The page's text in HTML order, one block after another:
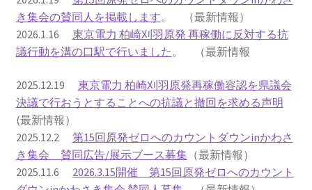
2023.1.19 東電旧経営陣、二審も無罪 民事裁判で認
めた「長期評価」を否定
り
原子力規制委員会「原発60年超運転」正式決定先送
りからわずか5日で、多数決決定
「原発６０年超へ」閣議決定
き集会の賛同人を掲載します。 （最新情報）
2026.1.16 東京電力 柏崎刈羽原発 再稼働に反対する抗
議行動を溝の口駅で行いました。 （最新情報
2025.12.19 東京電力 柏崎刈羽原発再稼働容認を県議会
決議で行おうとすることへの抗議と撤回を求める声明
(最新情報）
2025.12.2 第15回原発ゼロへのカウントダウンinかわさ
き集会 賛同広告/展示ブース募集（最新情報）
2025.11.6 2026.3.15開催 第15回原発ゼロへのカウント